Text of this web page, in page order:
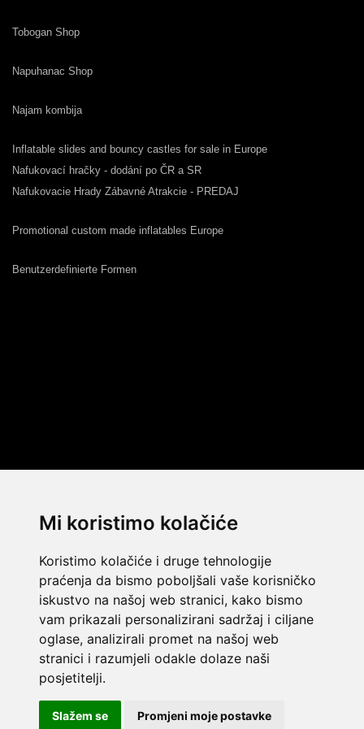
Mi koristimo kolačiće
Koristimo kolačiće i druge tehnologije
praćenja da bismo poboljšali vaše korisničko
iskustvo na našoj web stranici, kako bismo
vam prikazali personalizirani sadržaj i ciljane
oglase, analizirali promet na našoj web
stranici i razumjeli odakle dolaze naši
posjetitelji.
Slažem se Promjeni moje postavke
Tobogan Shop
Napuhanac Shop
Najam kombija
Inflatable slides and bouncy castles for sale in Europe
Nafukovací hračky - dodání po ČR a SR
Nafukovacie Hrady Zábavné Atrakcie - PREDAJ
Promotional custom made inflatables Europe
Benutzerdefinierte Formen
© 2014 Template by
w3layouts
© 2026 Dekada Inflatables
FLATICON.COM